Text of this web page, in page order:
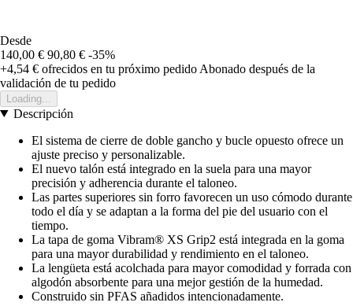
Desde
140,00 € 90,80 € -35%
+4,54 € ofrecidos en tu próximo pedido Abonado después de la
validación de tu pedido
Loading...
Descripción
El sistema de cierre de doble gancho y bucle opuesto ofrece un
ajuste preciso y personalizable.
El nuevo talón está integrado en la suela para una mayor
precisión y adherencia durante el taloneo.
Las partes superiores sin forro favorecen un uso cómodo durante
todo el día y se adaptan a la forma del pie del usuario con el
tiempo.
La tapa de goma Vibram® XS Grip2 está integrada en la goma
para una mayor durabilidad y rendimiento en el taloneo.
La lengüeta está acolchada para mayor comodidad y forrada con
algodón absorbente para una mejor gestión de la humedad.
Construido sin PFAS añadidos intencionadamente.